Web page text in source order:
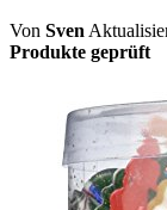
Von Sven
Produkte geprüft